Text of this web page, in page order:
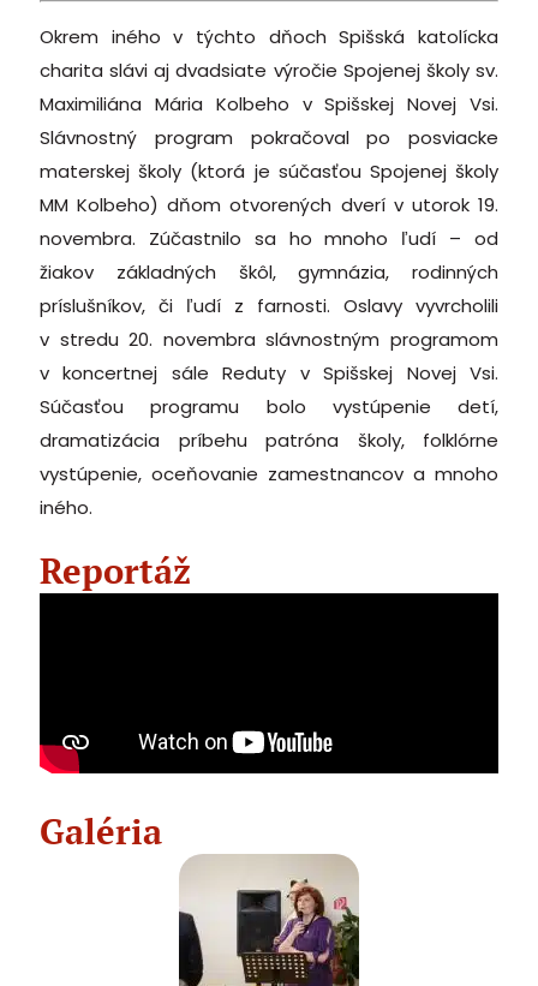
Okrem iného v týchto dňoch Spišská katolícka
charita slávi aj dvadsiate výročie Spojenej školy sv.
Maximiliána Mária Kolbeho v Spišskej Novej Vsi.
Slávnostný program pokračoval po posviacke
materskej školy (ktorá je súčasťou Spojenej školy
MM Kolbeho) dňom otvorených dverí v utorok 19.
novembra. Zúčastnilo sa ho mnoho ľudí – od
žiakov základných škôl, gymnázia, rodinných
príslušníkov, či ľudí z farnosti. Oslavy vyvrcholili
v stredu 20. novembra slávnostným programom
v koncertnej sále Reduty v Spišskej Novej Vsi.
Súčasťou programu bolo vystúpenie detí,
dramatizácia príbehu patróna školy, folklórne
vystúpenie, oceňovanie zamestnancov a mnoho
iného.
Reportáž
Galéria